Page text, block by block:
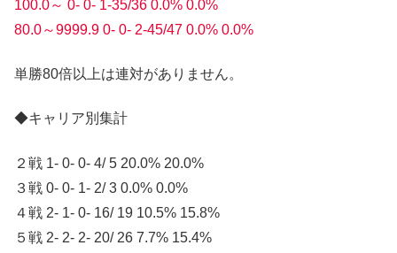
100.0～ 0- 0- 1-35/36 0.0% 0.0%
80.0～9999.9 0- 0- 2-45/47 0.0% 0.0%
単勝80倍以上は連対がありません。
◆キャリア別集計
２戦 1- 0- 0- 4/ 5 20.0% 20.0%
３戦 0- 0- 1- 2/ 3 0.0% 0.0%
４戦 2- 1- 0- 16/ 19 10.5% 15.8%
５戦 2- 2- 2- 20/ 26 7.7% 15.4%